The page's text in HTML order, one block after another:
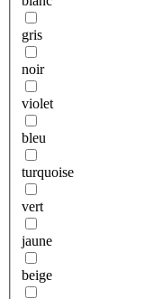
gris
noir
violet
bleu
turquoise
vert
jaune
beige